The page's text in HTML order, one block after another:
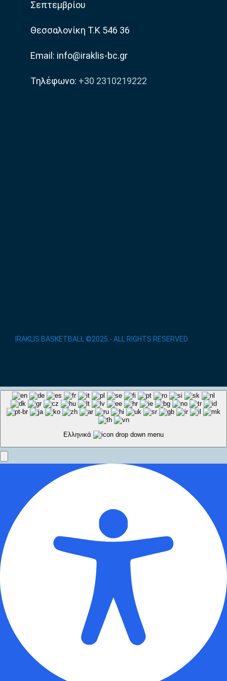
Σεπτεμβρίου
Θεσσαλονίκη Τ.Κ 546 36
Email: info@iraklis-bc.gr
Τηλέφωνο: +30 2310219222
IRAKLIS BASKETBALL ©2025.- ALL RIGHTS RESERVED
Ελληνικά